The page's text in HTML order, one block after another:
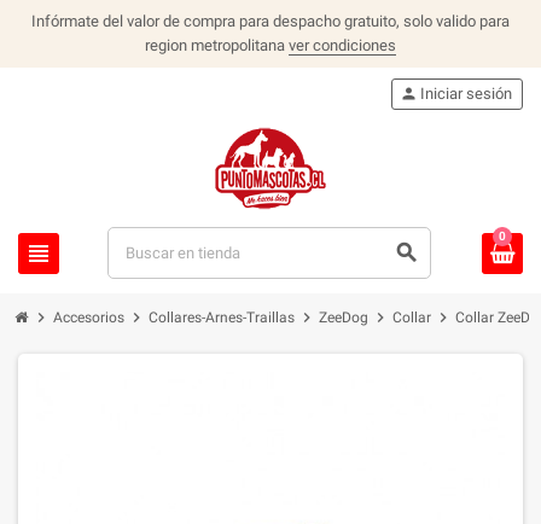
Infórmate del valor de compra para despacho gratuito, solo valido para
region metropolitana ver condiciones
view_headline search
person Iniciar sesión
0
chevron_right Accesorios chevron_right Collares-Arnes-Traillas chevron_right ZeeDog chevron_right Collar chevron_right Collar